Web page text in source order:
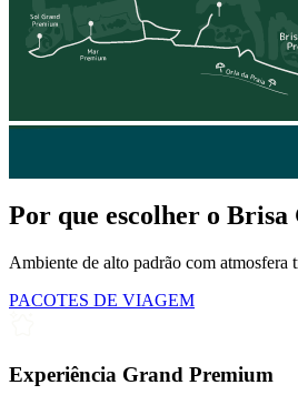
Por que escolher o
Ambiente de alto padrão com atmosfera
PACOTES DE VIAGEM
Experiência Grand Premium